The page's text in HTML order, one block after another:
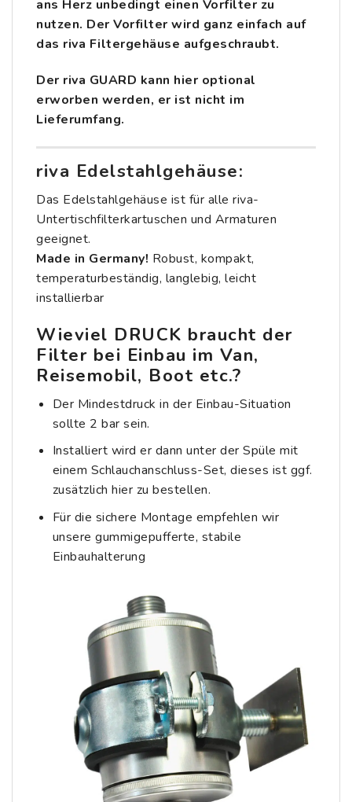
ans Herz unbedingt einen Vorfilter zu
nutzen. Der Vorfilter wird ganz einfach auf
das riva Filtergehäuse aufgeschraubt.
Der riva GUARD kann hier optional
erworben werden, er ist nicht im
Lieferumfang.
riva Edelstahlgehäuse:
Das Edelstahlgehäuse ist für alle riva-
Untertischfilterkartuschen und Armaturen
geeignet.
Made in Germany! Robust, kompakt,
temperaturbeständig, langlebig, leicht
installierbar
Wieviel DRUCK braucht der
Filter bei Einbau im Van,
Reisemobil, Boot etc.?
Der Mindestdruck in der Einbau-Situation
sollte 2 bar sein.
Installiert wird er dann unter der Spüle mit
einem Schlauchanschluss-Set, dieses ist ggf.
zusätzlichhier zu bestellen.
Für die sichere Montage empfehlen wir
unsere gummigepufferte, stabile
Einbauhalterung